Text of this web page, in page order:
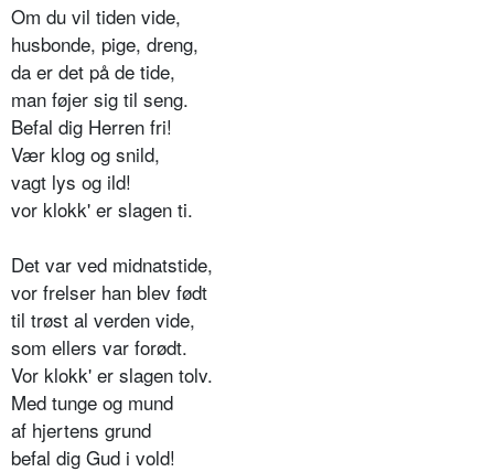
Om du vil tiden vide,
husbonde, pige, dreng,
da er det på de tide,
man føjer sig til seng.
Befal dig Herren fri!
Vær klog og snild,
vagt lys og ild!
vor klokk' er slagen ti.
Det var ved midnatstide,
vor frelser han blev født
til trøst al verden vide,
som ellers var forødt.
Vor klokk' er slagen tolv.
Med tunge og mund
af hjertens grund
befal dig Gud i vold!